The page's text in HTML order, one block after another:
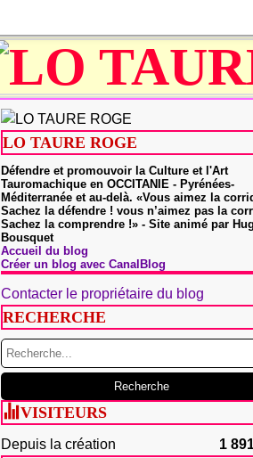
LO TAURE ROGE
Défendre et promouvoir la Culture et l'Art
Tauromachique en OCCITANIE - Pyrénées-
Méditerranée et au-delà. «Vous aimez la
Sachez la défendre ! vous n’aimez pas la
Sachez la comprendre !» - Site animé par
Bousquet
Accueil du blog
Créer un blog avec CanalBlog
Contacter le propriétaire du blog
RECHERCHE
VISITEURS
Depuis la création 1